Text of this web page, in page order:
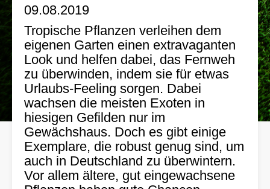
09.08.2019
Tropische Pflanzen verleihen dem
eigenen Garten einen extravaganten
Look und helfen dabei, das Fernweh
zu überwinden, indem sie für etwas
Urlaubs-Feeling sorgen. Dabei
wachsen die meisten Exoten in
hiesigen Gefilden nur im
Gewächshaus. Doch es gibt einige
Exemplare, die robust genug sind, um
auch in Deutschland zu überwintern.
Vor allem ältere, gut eingewachsene